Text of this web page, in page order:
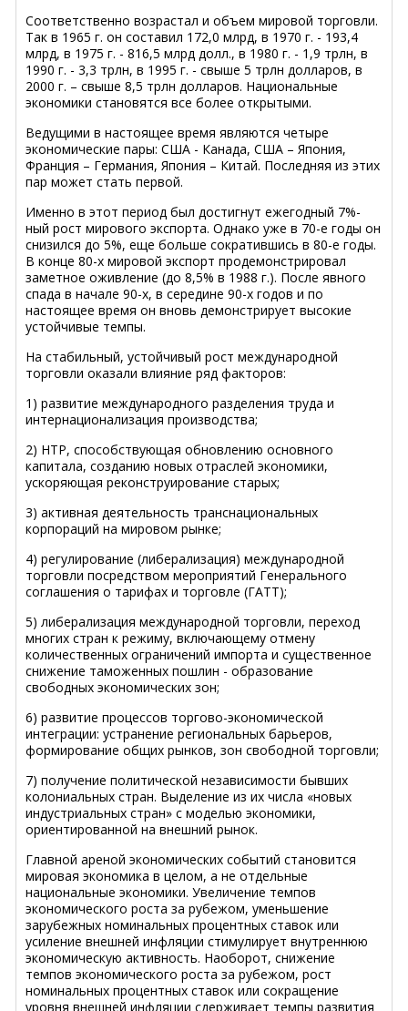
Соответственно возрастал и объем мировой торговли.
Так в 1965 г. он составил 172,0 млрд, в 1970 г. - 193,4
млрд, в 1975 г. - 816,5 млрд долл., в 1980 г. - 1,9 трлн, в
1990 г. - 3,3 трлн, в 1995 г. - свыше 5 трлн долларов, в
2000 г. – свыше 8,5 трлн долларов. Национальные
экономики становятся все более открытыми.
Ведущими в настоящее время являются четыре
экономические пары: США - Канада, США – Япония,
Франция – Германия, Япония – Китай. Последняя из этих
пар может стать первой.
Именно в этот период был достигнут ежегодный 7%-
ный рост мирового экспорта. Однако уже в 70-е годы он
снизился до 5%, еще больше сократившись в 80-е годы.
В конце 80-х мировой экспорт продемонстрировал
заметное оживление (до 8,5% в 1988 г.). После явного
спада в начале 90-х, в середине 90-х годов и по
настоящее время он вновь демонстрирует высокие
устойчивые темпы.
На стабильный, устойчивый рост международной
торговли оказали влияние ряд факторов:
1) развитие международного разделения труда и
интернационализация производства;
2) НТР, способствующая обновлению основного
капитала, созданию новых отраслей экономики,
ускоряющая реконструирование старых;
3) активная деятельность транснациональных
корпораций на мировом рынке;
4) регулирование (либерализация) международной
торговли посредством мероприятий Генерального
соглашения о тарифах и торговле (ГАТТ);
5) либерализация международной торговли, переход
многих стран к режиму, включающему отмену
количественных ограничений импорта и существенное
снижение таможенных пошлин - образование
свободных экономических зон;
6) развитие процессов торгово-экономической
интеграции: устранение региональных барьеров,
формирование общих рынков, зон свободной торговли;
7) получение политической независимости бывших
колониальных стран. Выделение из их числа «новых
индустриальных стран» с моделью экономики,
ориентированной на внешний рынок.
Главной ареной экономических событий становится
мировая экономика в целом, а не отдельные
национальные экономики. Увеличение темпов
экономического роста за рубежом, уменьшение
зарубежных номинальных процентных ставок или
усиление внешней инфляции стимулирует внутреннюю
экономическую активность. Наоборот, снижение
темпов экономического роста за рубежом, рост
номинальных процентных ставок или сокращение
уровня внешней инфляции сдерживает темпы развития